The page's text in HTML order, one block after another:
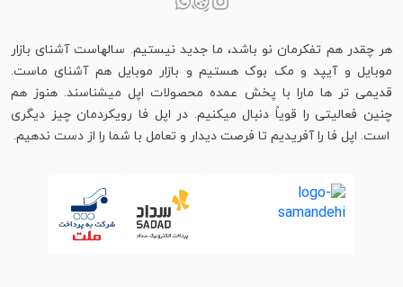
هر چقدر هم تفکرمان نو باشد، ما جدید نیستیم. سالهاست آشنای بازار
موبایل و آیپد و مک بوک هستیم و بازار موبایل هم آشنای ماست.
قدیمی تر ها مارا با پخش عمده محصولات اپل میشناسند. هنوز هم
چنین فعالیتی را قویاً دنبال میکنیم. در اپل فا رویکردمان چیز دیگری
است. اپل فا را آفریدیم تا فرصت دیدار و تعامل با شما را از دست ندهیم.